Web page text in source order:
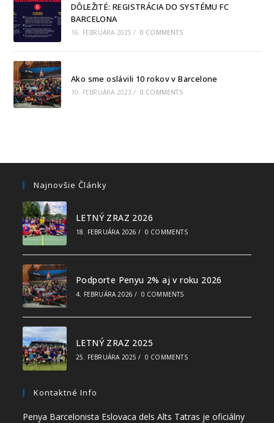
DÔLEŽITÉ: REGISTRÁCIA DO SYSTÉMU FC
BARCELONA
16. FEBRUÁRA 2025 / 0 COMMENTS
Ako sme oslávili 10 rokov v Barcelone
10. FEBRUÁRA 2023 / 0 COMMENTS
Najnovšie Články
LETNÝ ZRAZ 2026
18. FEBRUÁRA 2026 / 0 COMMENTS
Podporte Penyu 2% aj v roku 2026
4. FEBRUÁRA 2026 / 0 COMMENTS
LETNÝ ZRAZ 2025
25. FEBRUÁRA 2025 / 0 COMMENTS
Kontaktné Info
Penya Barcelonista Eslovaca dels Alts Tatras je oficiálny